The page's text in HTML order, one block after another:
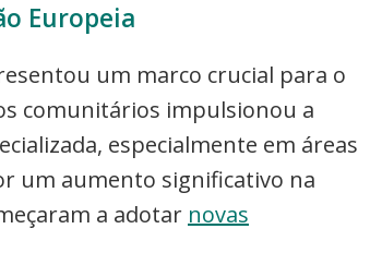
Europeia
um marco crucial para o
comunitários impulsionou a
especialmente em áreas
um aumento significativo na
a adotar novas